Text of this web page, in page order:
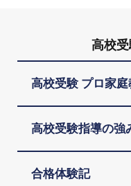
高校
高校受験 プロ家庭
高校受験指導の強
合格体験記